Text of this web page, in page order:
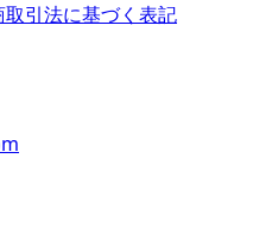
取引法に基づく表記